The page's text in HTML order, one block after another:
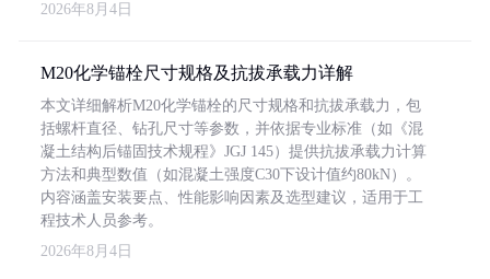
2026年8月4日
M20化学锚栓尺寸规格及抗拔承载力详解
本文详细解析M20化学锚栓的尺寸规格和抗拔承载力，包
括螺杆直径、钻孔尺寸等参数，并依据专业标准（如《混
凝土结构后锚固技术规程》JGJ 145）提供抗拔承载力计算
方法和典型数值（如混凝土强度C30下设计值约80kN）。
内容涵盖安装要点、性能影响因素及选型建议，适用于工
程技术人员参考。
2026年8月4日